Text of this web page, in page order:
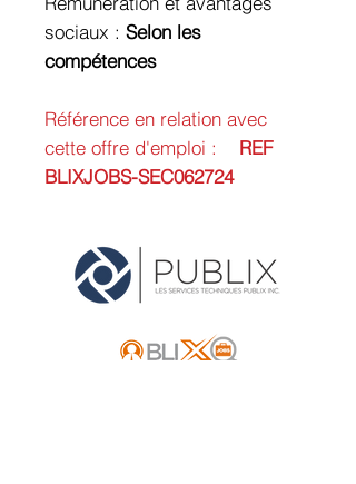
sociaux : Selon les
compétences
Référence en relation avec
cette offre d'emploi :
REF
BLIXJOBS-SEC062724